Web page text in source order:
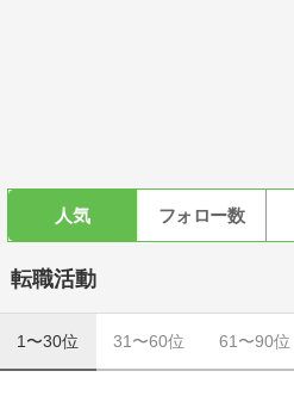
人気 フォロー数
転職活動
1〜30位 31〜60位 61〜90位